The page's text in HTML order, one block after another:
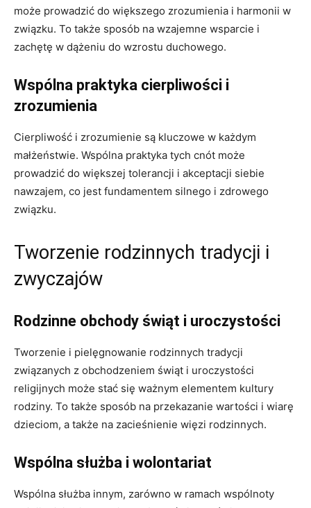
może prowadzić do większego zrozumienia i harmonii w
związku. To także sposób na wzajemne wsparcie i
zachętę w dążeniu do wzrostu duchowego.
Wspólna praktyka cierpliwości i
zrozumienia
Cierpliwość i zrozumienie są kluczowe w każdym
małżeństwie. Wspólna praktyka tych cnót może
prowadzić do większej tolerancji i akceptacji siebie
nawzajem, co jest fundamentem silnego i zdrowego
związku.
Tworzenie rodzinnych tradycji i
zwyczajów
Rodzinne obchody świąt i uroczystości
Tworzenie i pielęgnowanie rodzinnych tradycji
związanych z obchodzeniem świąt i uroczystości
religijnych może stać się ważnym elementem kultury
rodziny. To także sposób na przekazanie wartości i wiarę
dzieciom, a także na zacieśnienie więzi rodzinnych.
Wspólna służba i wolontariat
Wspólna służba innym, zarówno w ramach wspólnoty